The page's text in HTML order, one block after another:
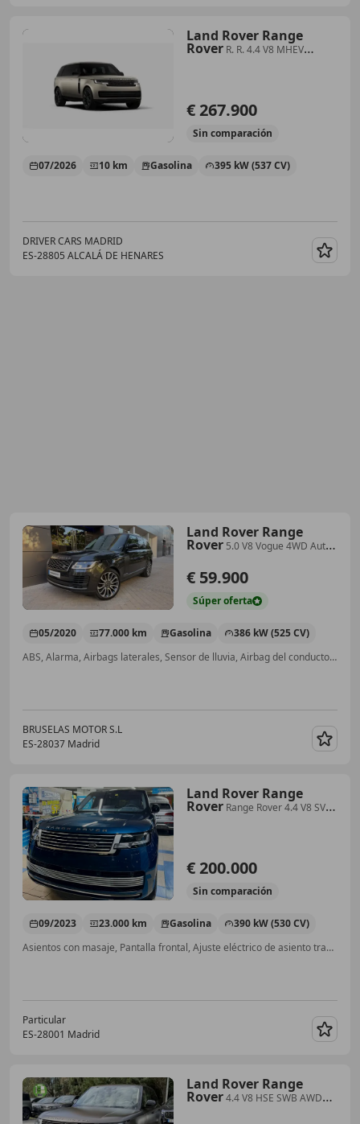
Land Rover Range
Rover R. R. 4.4 V8 MHEV
€ 267.900
Sin comparación
07/2026 10 km Gasolina 395 kW (537 CV)
DRIVER CARS MADRID
ES-28805 ALCALÁ DE HENARES
Land Rover Range
Rover 5.0 V8 Vogue 4WD Aut.
€ 59.900
Súperoferta
05/2020 77.000 km Gasolina
386 kW (525 CV)
ABS, Alarma, Airbags laterales, Sensor de lluvia, Airbag del conductor, 4WD, Paquete para fumadores, ESP
BRUSELAS MOTOR S.L
ES-28037 Madrid
Land Rover Range
Rover Range Rover 4.4 V8 SV
€ 200.000
Sin comparación
09/2023 23.000 km Gasolina
390 kW (530 CV)
Asientos con masaje, Pantalla frontal, Ajuste eléctrico de asiento trasero, Ventilación del asiento, Volante calefactable, Suspensión de aire, Radio digital, Airbag trasero
Particular
ES-28001 Madrid
Land Rover Range
Rover4.4 V8 HSE SWB AWD